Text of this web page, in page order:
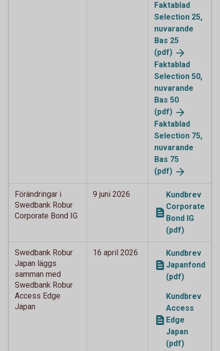
Faktablad
Selection 25,
nuvarande
Bas 25
(pdf)
Faktablad
Selection 50,
nuvarande
Bas 50
(pdf)
Faktablad
Selection 75,
nuvarande
Bas 75
(pdf)
Förändringar i
Swedbank Robur
Corporate Bond IG
9 juni 2026
Kundbrev
Corporate
Bond IG
(pdf)
Swedbank Robur
Japan läggs
samman med
Swedbank Robur
Access Edge
Japan
16 april 2026
Kundbrev
Japanfond
(pdf)
Kundbrev
Access
Edge
Japan
(pdf)